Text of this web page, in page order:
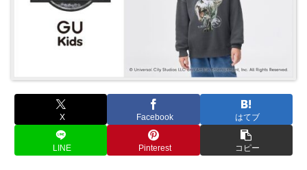
X Facebook はてブ
LINE Pinterest コピー